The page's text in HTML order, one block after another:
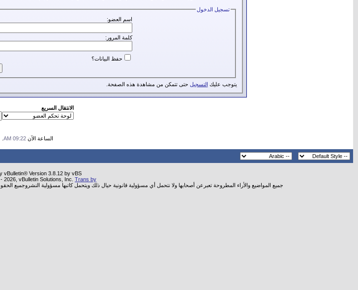
تسجيل الدخول
اسم العضو:
كلمة المرور:
حفظ البيانات؟
يتوجب عليك التسجيل حتى تتمكن من مشاهدة هذه الصفحة.
الانتقال السريع
الساعة الآن 09:22 AM
vBulletin® Version 3.8.12 by vBS
2026, vBulletin Solutions, Inc. Trans by
جميع المواضيع والأراء المطروحة تعبرعن أصحابها ولا نتحمل أي مسؤولية قانونية حيال ذلك ويتحمل كاتبها مسؤولية